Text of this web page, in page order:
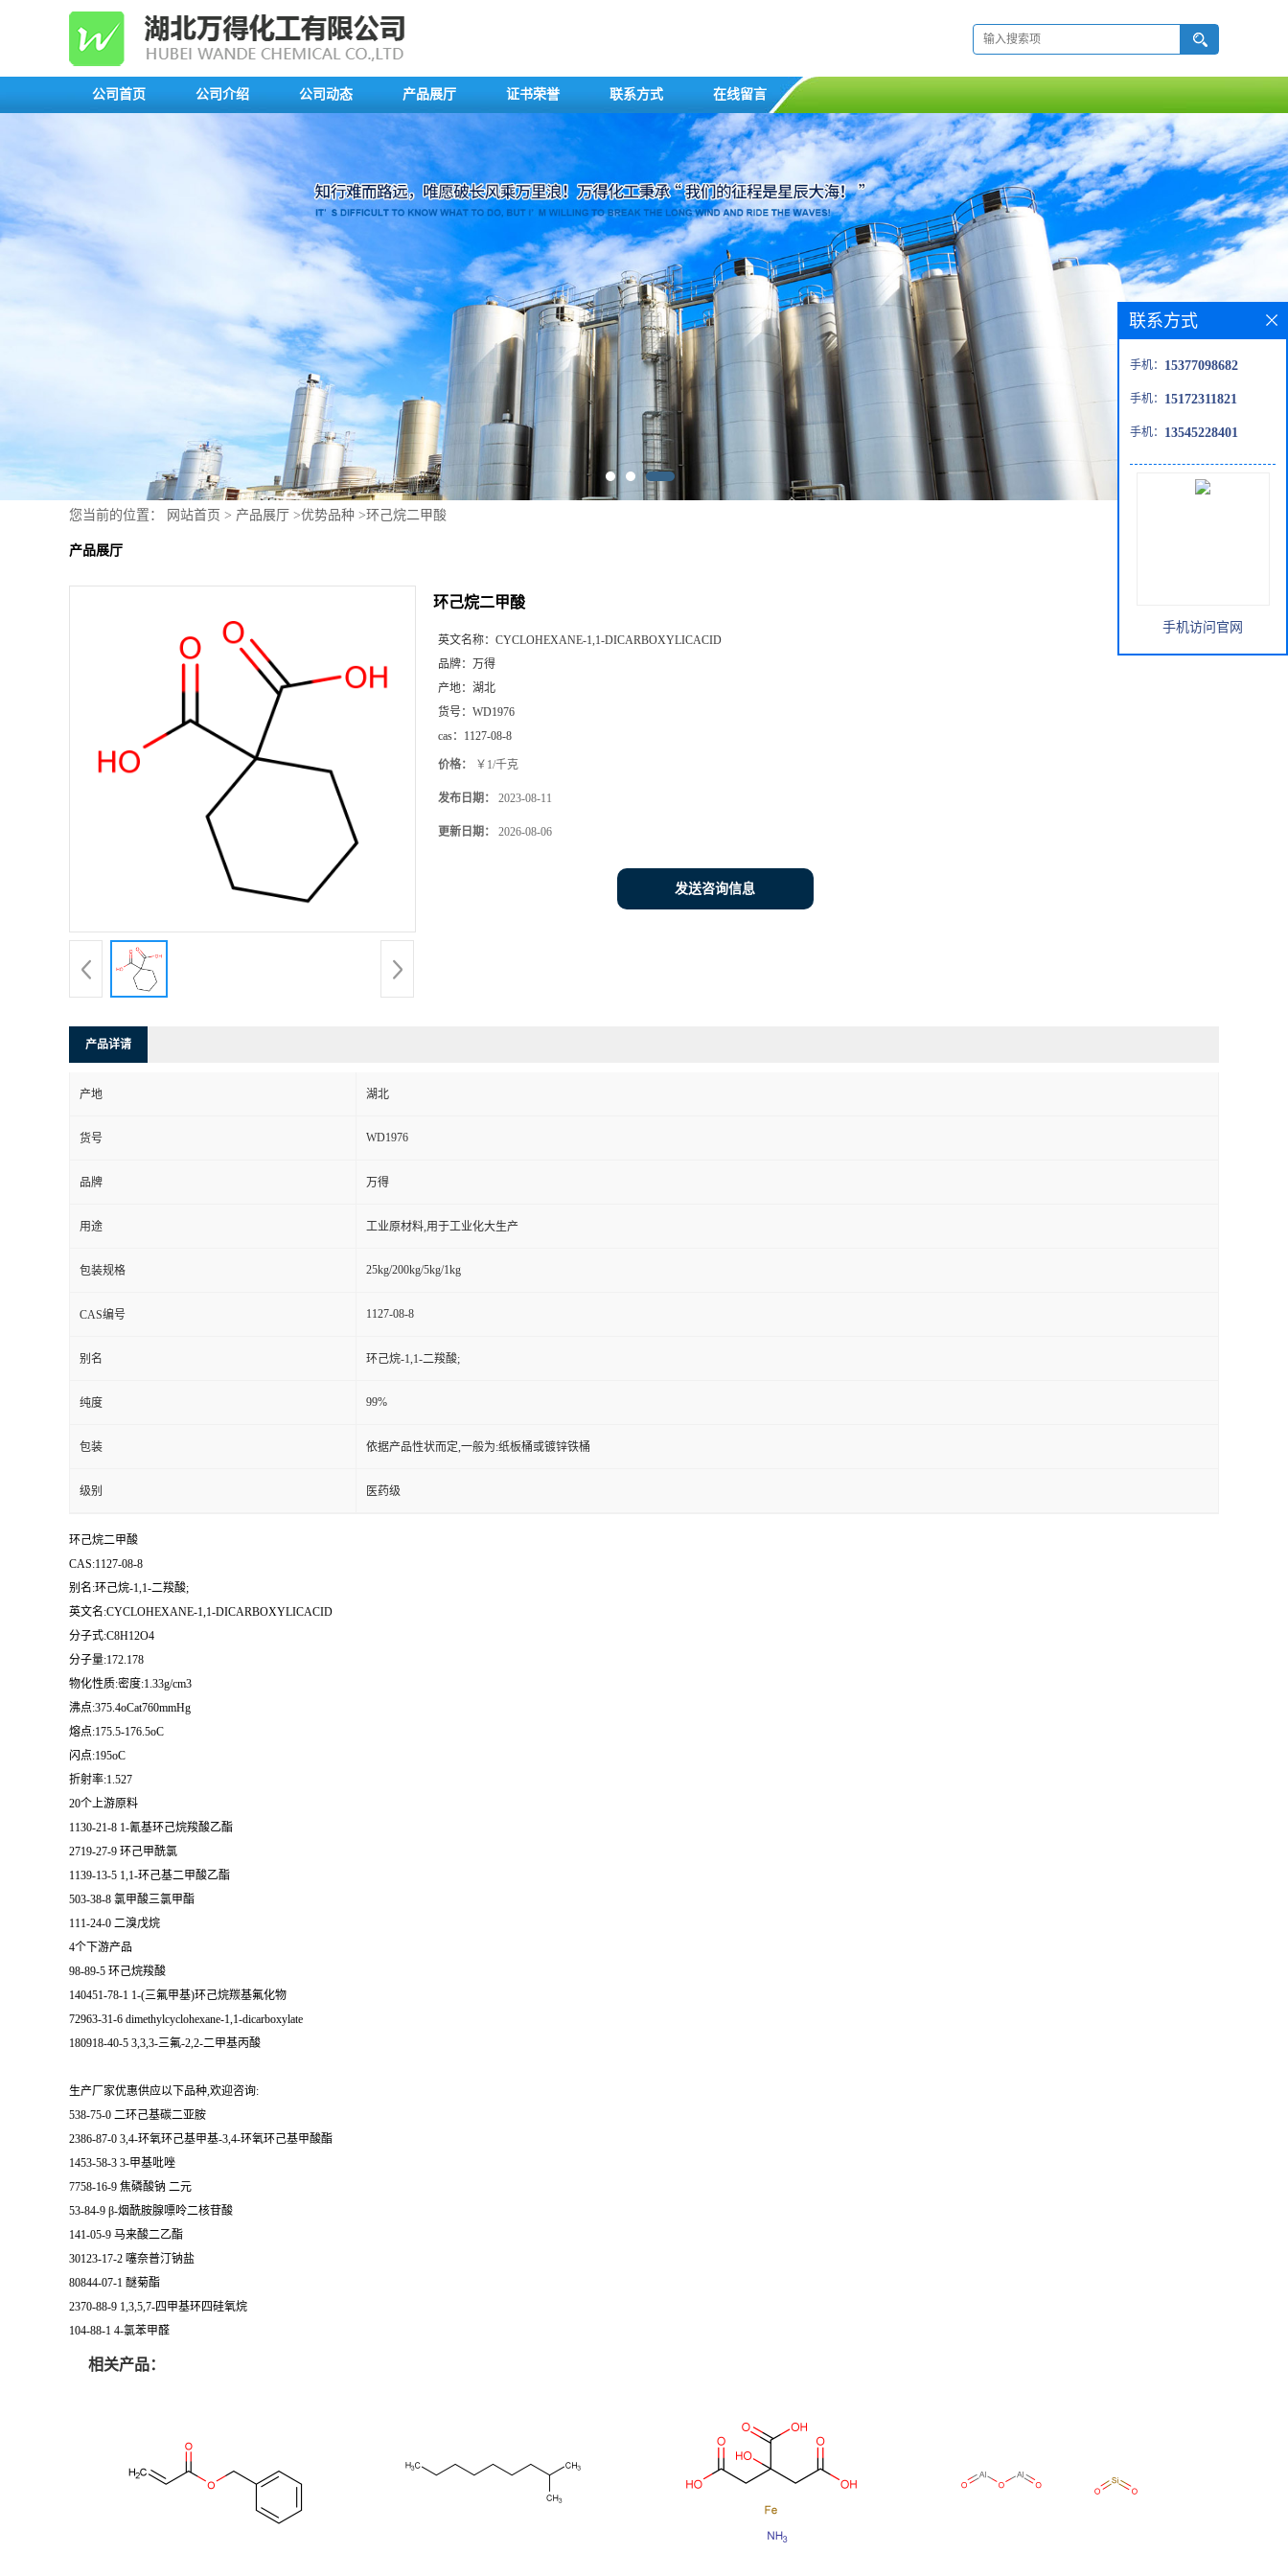
公司首页 公司介绍 公司动态 产品展厅 证书荣誉 联系方式 在线留言
您当前的位置： 网站首页 > 产品展厅 >优势品种 >环己烷二甲酸
产品展厅
环己烷二甲酸
英文名称： CYCLOHEXANE-1,1-DICARBOXYLICACID
品牌： 万得
产地： 湖北
货号： WD1976
cas： 1127-08-8
价格： ￥1/千克
发布日期： 2023-08-11
更新日期： 2026-08-06
发送咨询信息
产品详请
产地 湖北
货号 WD1976
品牌 万得
用途 工业原材料,用于工业化大生产
包装规格 25kg/200kg/5kg/1kg
CAS编号 1127-08-8
别名 环己烷-1,1-二羧酸;
纯度 99%
包装 依据产品性状而定,一般为:纸板桶或镀锌铁桶
级别 医药级
环己烷二甲酸
CAS:1127-08-8
别名:环己烷-1,1-二羧酸;
英文名:CYCLOHEXANE-1,1-DICARBOXYLICACID
分子式:C8H12O4
分子量:172.178
物化性质:密度:1.33g/cm3
沸点:375.4oCat760mmHg
熔点:175.5-176.5oC
闪点:195oC
折射率:1.527
20个上游原料
1130-21-8 1-氰基环己烷羧酸乙酯
2719-27-9 环己甲酰氯
1139-13-5 1,1-环己基二甲酸乙酯
503-38-8 氯甲酸三氯甲酯
111-24-0 二溴戊烷
4个下游产品
98-89-5 环己烷羧酸
140451-78-1 1-(三氟甲基)环己烷羰基氟化物
72963-31-6 dimethylcyclohexane-1,1-dicarboxylate
180918-40-5 3,3,3-三氟-2,2-二甲基丙酸
生产厂家优惠供应以下品种,欢迎咨询:
538-75-0 二环己基碳二亚胺
2386-87-0 3,4-环氧环己基甲基-3,4-环氧环己基甲酸酯
1453-58-3 3-甲基吡唑
7758-16-9 焦磷酸钠 二元
53-84-9 β-烟酰胺腺嘌呤二核苷酸
141-05-9 马来酸二乙酯
30123-17-2 噻奈普汀钠盐
80844-07-1 醚菊酯
2370-88-9 1,3,5,7-四甲基环四硅氧烷
104-88-1 4-氯苯甲醛
相关产品：
联系方式
手机： 15377098682
手机： 15172311821
手机： 13545228401
手机访问官网